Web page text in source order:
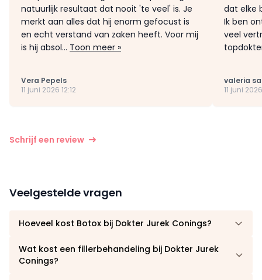
natuurlijk resultaat dat nooit 'te veel' is. Je
merkt aan alles dat hij enorm gefocust is
en echt verstand van zaken heeft. Voor mij
is hij absol... Toon meer »
Vera Pepels
11 juni 2026 12:12
dat elke
Ik ben
veel
valeria
11 juni
Schrijf een review
Veelgestelde vragen
Hoeveel kost Botox bij Dokter Jurek Conings?
Wat kost een fillerbehandeling bij Dokter Jurek
Conings?